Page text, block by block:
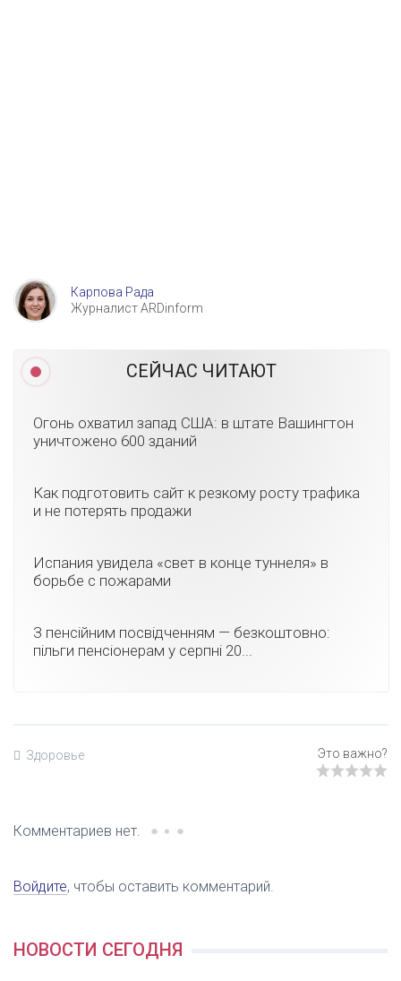
Карпова Рада
Журналист ARDinform
СЕЙЧАС ЧИТАЮТ
Огонь охватил запад США: в штате Вашингтон
уничтожено 600 зданий
Как подготовить сайт к резкому росту трафика
и не потерять продажи
Испания увидела «свет в конце туннеля» в
борьбе с пожарами
З пенсійним посвідченням — безкоштовно:
пільги пенсіонерам у серпні 20...
Здоровье
Комментариев нет.
Войдите, чтобы оставить комментарий.
НОВОСТИ СЕГОДНЯ